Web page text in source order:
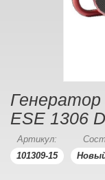
Генератор
ESE 1306
Артикул:
101309-15